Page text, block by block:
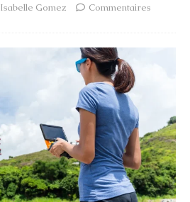
Isabelle Gomez
Commentaires